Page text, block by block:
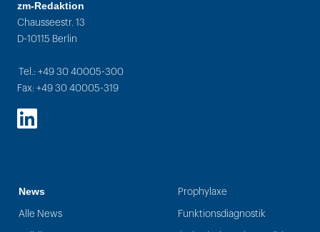
zm-Redaktion
Chausseestr. 13
D-10115 Berlin
Tel.: +49 30 40005-300
Fax: +49 30 40005-319
LinkedIn
News
Alle News
Prophylaxe
Funktionsdiagnostik